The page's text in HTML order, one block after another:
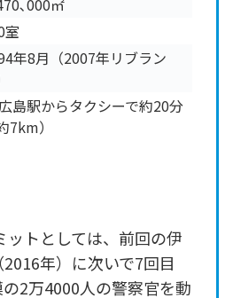
室
年8月（2007年リブラン
島駅からタクシーで約20分
7km）
ットとしては、前回の伊
年）に次いで7回目
2万4000人の警察官を動